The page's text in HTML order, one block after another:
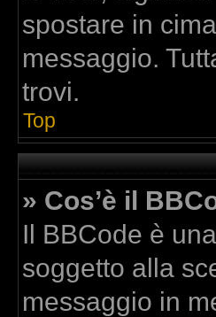
spostare in
messaggio.
trovi.
Top
» Cos’è il
Il BBCode è
soggetto alla
messaggio in